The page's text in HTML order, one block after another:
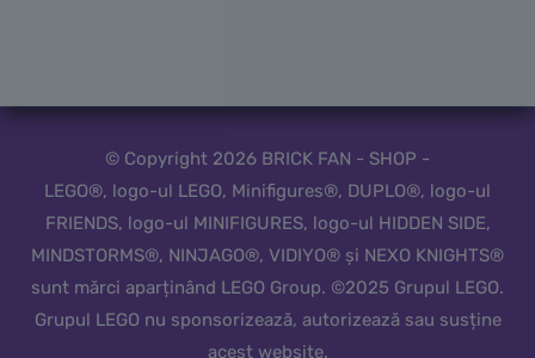
© Copyright 2026 BRICK FAN - SHOP -
LEGO®, logo-ul LEGO, Minifigures®, DUPLO®, logo-ul
FRIENDS, logo-ul MINIFIGURES, logo-ul HIDDEN SIDE,
MINDSTORMS®, NINJAGO®, VIDIYO® și NEXO KNIGHTS®
sunt mărci aparținând LEGO Group. ©2025 Grupul LEGO.
Grupul LEGO nu sponsorizează, autorizează sau susține
acest website.